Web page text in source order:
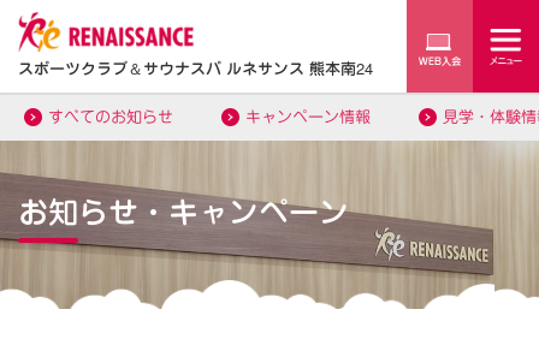
スポーツクラブ＆サウナスパ ルネサンス 熊本南24
すべてのお知らせ キャンペーン情報 見学・体験
お知らせ・キャンペーン